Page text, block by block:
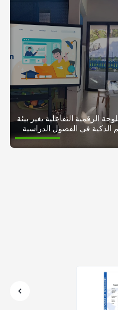
الرقمية التفاعلية يغير بيئة
الذكية في الفصول الدراسية